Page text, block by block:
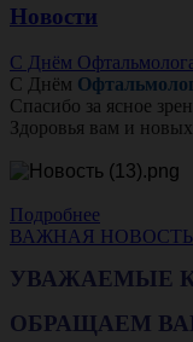
Новости
С Днём
С Днём
Спасибо за ясное
Здоровья вам и
Подробнее
ВАЖНАЯ НОВОСТЬ
УВАЖАЕМЫЕ
ОБРАЩАЕМ